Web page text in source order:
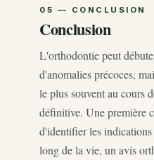
Conclusion
L'orthodontie peut
d'anomalies précoces,
le plus souvent au cours
définitive. Une première
d'identifier les
long de la vie, un avis